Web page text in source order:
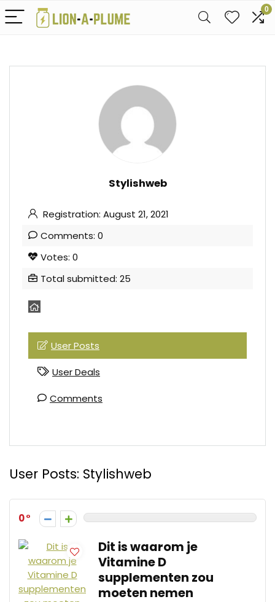
0
Stylishweb
Registration: August 21, 2021
Comments: 0
Votes: 0
Total submitted: 25
User Posts
User Deals
Comments
User Posts: Stylishweb
0
Dit is waarom je
Vitamine D
supplementen zou
moeten nemen